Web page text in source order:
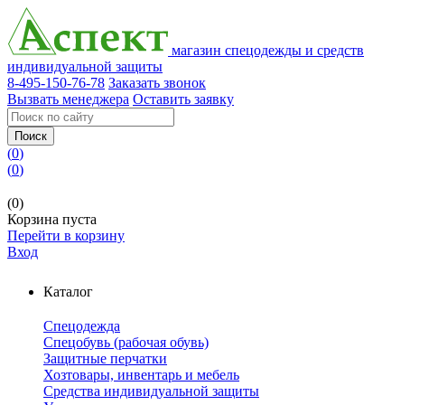
магазин спецодежды и средств
индивидуальной защиты
8-495-150-76-78 Заказать звонок
Вызвать менеджера Оставить заявку
Поиск
(0)
(0)
(0)
Корзина пуста
Перейти в корзину
Вход
Каталог
Спецодежда
Спецобувь (рабочая обувь)
Защитные перчатки
Хозтовары, инвентарь и мебель
Средства индивидуальной защиты